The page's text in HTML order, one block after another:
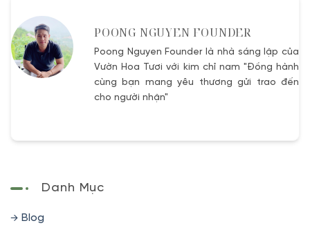
POONG NGUYEN FOUNDER
Poong Nguyen Founder là nhà sáng lập của
Vườn Hoa Tươi với kim chỉ nam "Đồng hành
cùng bạn mang yêu thương gửi trao đến
cho người nhận"
Danh Mục
Blog